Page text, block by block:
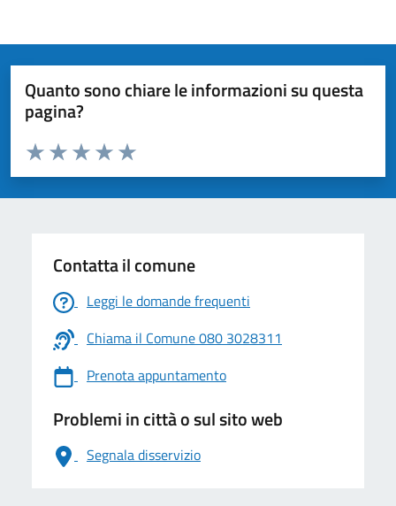
Quanto sono chiare le informazioni su questa
pagina?
Valuta da 1 a 5 stelle la pagina
Valuta 5 stelle su 5
Valuta 4 stelle su 5
Valuta 3 stelle su 5
Valuta 2 stelle su 5
Valuta 1 stelle su 5
Contatta il comune
Leggi le domande frequenti
Chiama il Comune 080 3028311
Prenota appuntamento
Problemi in città o sul sito web
Segnala disservizio